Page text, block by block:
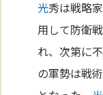
光秀は戦略
用して防衛
れ、次第に
の軍勢は戦